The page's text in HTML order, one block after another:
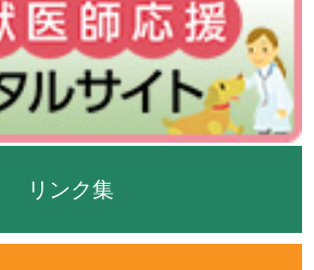
リンク集